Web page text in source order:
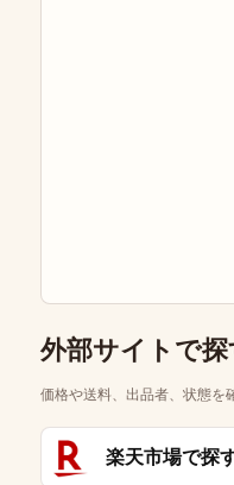
外部サイトで探
価格や送料、出品者、状態を
楽天市場で探